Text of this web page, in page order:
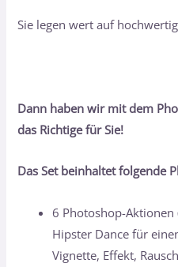
Sie legen wert auf
Dann haben wir mit dem
das Richtige für Sie!
Das Set beinhaltet folgende
6 Photoshop-
Hipster Dance für
Vignette, Effekt,